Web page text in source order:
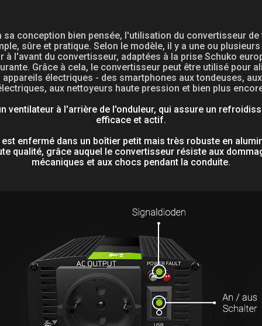
sa conception bien pensée, l'utilisation du convertisseur de
sûre et pratique. Selon le modèle, il y a une ou
à l'avant du convertisseur, adaptées à la prise Schuko
Grâce à cela, le convertisseur peut être utilisé pour
appareils électriques - des smartphones aux tondeuses,
aux nettoyeurs haute pression et bien plus
ventilateur à l'arrière de l'onduleur, qui assure un
efficace et actif.
enfermé dans un boîtier petit mais très robuste en
qualité, grâce auquel le convertisseur résiste aux
mécaniques et aux chocs pendant la conduite.